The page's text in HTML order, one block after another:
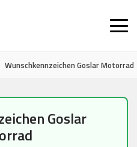
Wunschkennzeichen Goslar Motorrad
Goslar